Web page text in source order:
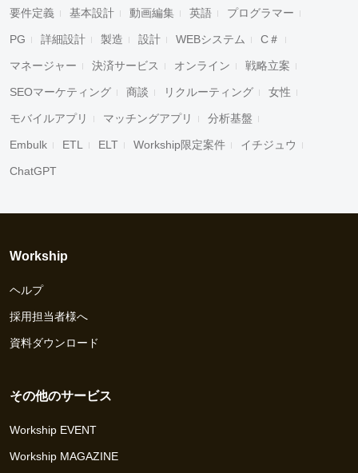
要件定義 基本設計 動画編集 英語 プログラマー
PG 詳細設計 製造 設計 WEBシステム C＃
マネージャー 決済サービス オンライン 戦略立案
SEOマーケティング 商談 リクルーティング 女性
モバイルアプリ マッチングアプリ 分析基盤
Embulk ETL ELT Workship限定案件 イチジュウ
ChatGPT
Workship
ヘルプ
採用担当者様へ
資料ダウンロード
その他のサービス
Workship EVENT
Workship MAGAZINE